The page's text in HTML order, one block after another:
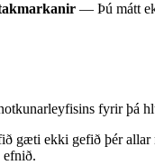
— Þú mátt
fyrir þá
gæti ekki gefið þér
efnið.